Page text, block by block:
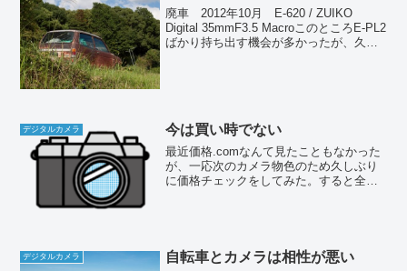
廃車 2012年10月 E-620 / ZUIKO
Digital 35mmF3.5 MacroこのところE-PL2
ばかり持ち出す機会が多かったが、久し
デジタルカメラ 今は買い時でない
最近価格.comなんて見たこともなかった
が、一応次のカメラ物色のため久しぶり
に価格チェックをしてみた。すると全般
デジタルカメラ 自転車とカメラは相性が悪い